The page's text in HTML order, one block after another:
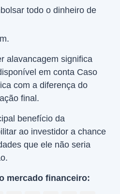
todo o dinheiro de
alavancagem significa
em conta Caso
com a diferença do
final.
benefício da
ao investidor a chance
que ele não seria
mercado financeiro: